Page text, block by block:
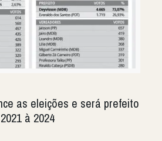
as eleições e será prefeito
à 2024